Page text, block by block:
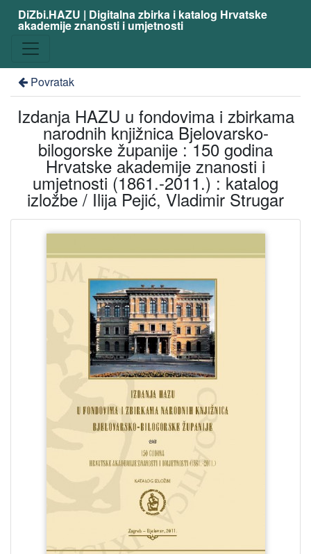
DiZbi.HAZU | Digitalna zbirka i katalog Hrvatske
akademije znanosti i umjetnosti
Povratak
Izdanja HAZU u fondovima i zbirkama
narodnih knjižnica Bjelovarsko-
bilogorske županije : 150 godina
Hrvatske akademije znanosti i
umjetnosti (1861.-2011.) : katalog
izložbe / Ilija Pejić, Vladimir Strugar